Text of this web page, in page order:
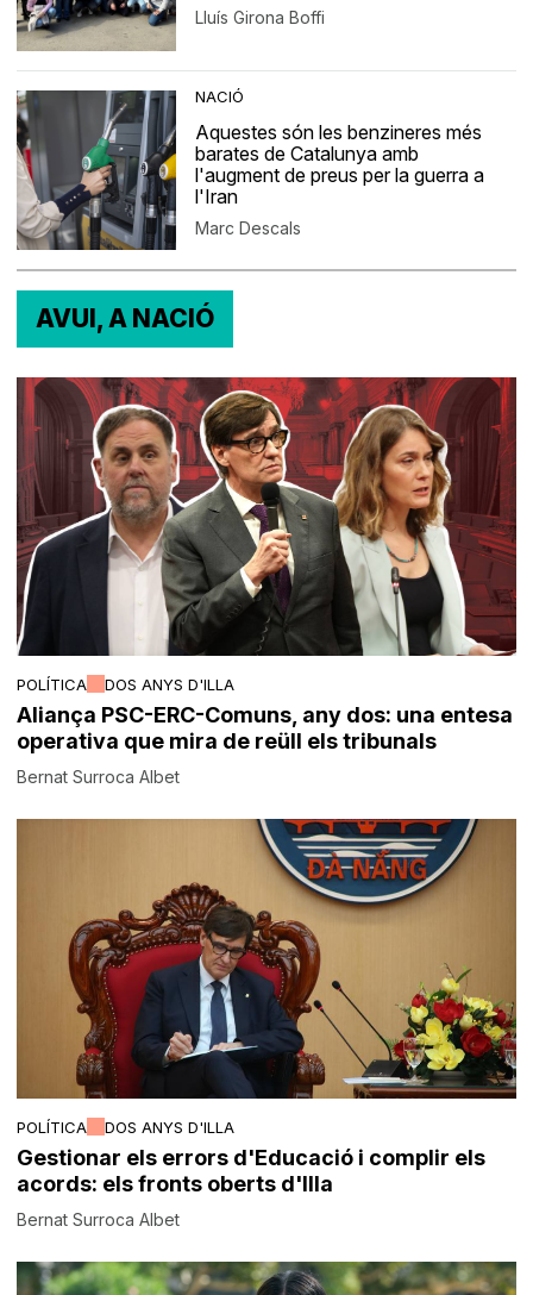
Lluís Girona Boffi
NACIÓ
Aquestes són les benzineres més
barates de Catalunya amb
l'augment de preus per la guerra a
l'Iran
Marc Descals
AVUI, A NACIÓ
POLÍTICA DOS ANYS D'ILLA
Aliança PSC-ERC-Comuns, any dos: una entesa
operativa que mira de reüll els tribunals
Bernat Surroca Albet
POLÍTICA DOS ANYS D'ILLA
Gestionar els errors d'Educació i complir els
acords: els fronts oberts d'Illa
Bernat Surroca Albet